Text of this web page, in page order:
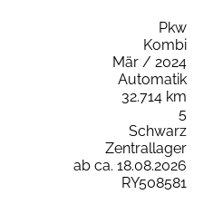
Pkw
Kombi
Mär / 2024
Automatik
32.714 km
5
Schwarz
Zentrallager
ab ca. 18.08.2026
RY508581